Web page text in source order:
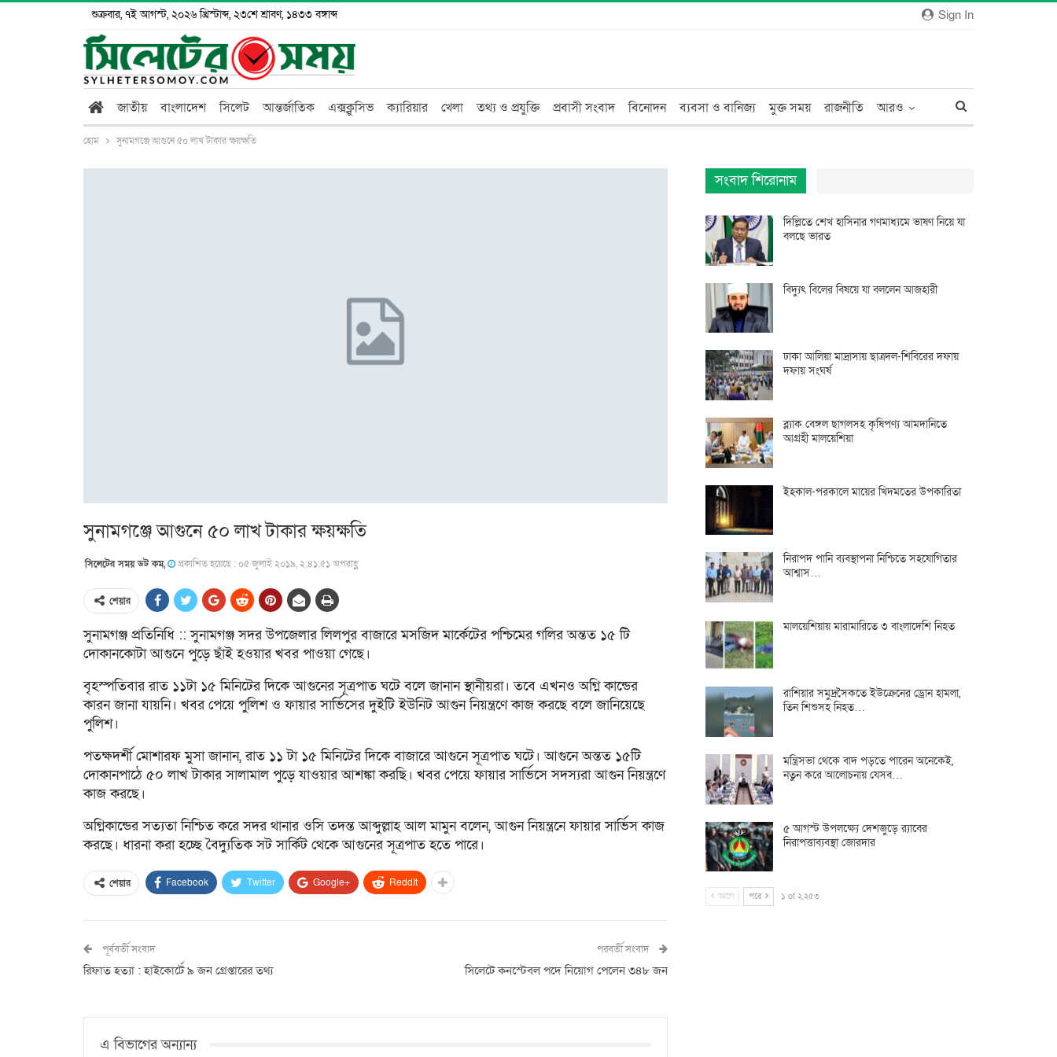
Sign In
শুক্রবার, ৭ই আগস্ট, ২০২৬ খ্রিস্টাব্দ, ২৩শে শ্রাবণ, ১৪৩৩ বঙ্গাব্দ
জাতীয় বাংলাদেশ সিলেট আন্তর্জাতিক এক্সক্লুসিভ ক্যারিয়ার খেলা তথ্য ও প্রযুক্তি প্রবাসী সংবাদ বিনোদন ব্যবসা ও বানিজ্য মুক্ত সময় রাজনীতি আরও
হোম সুনামগঞ্জে আগুনে ৫০ লাখ টাকার ক্ষয়ক্ষতি
সুনামগঞ্জে আগুনে ৫০ লাখ টাকার ক্ষয়ক্ষতি
সিলেটের সময় ডট কম, প্রকাশিত হয়েছে : ০৫ জুলাই ২০১৯, ২:৪১:৫১ অপরাহ্ণ
শেয়ার
সুনামগঞ্জ প্রতিনিধি :: সুনামগঞ্জ সদর উপজেলার লিলপুর বাজারে মসজিদ মার্কেটের পশ্চিমের গলির অন্তত ১৫ টি
দোকানকোটা আগুনে পুড়ে ছাঁই হওয়ার খবর পাওয়া গেছে।
বৃহস্পতিবার রাত ১১টা ১৫ মিনিটের দিকে আগুনের সূত্রপাত ঘটে বলে জানান স্থানীয়রা। তবে এখনও অগ্নি কান্ডের
কারন জানা যায়নি। খবর পেয়ে পুলিশ ও ফায়ার সার্ভিসের দুইটি ইউনিট আগুন নিয়ন্ত্রণে কাজ করছে বলে জানিয়েছে
পুলিশ।
পতক্ষদর্শী মোশারফ মুসা জানান, রাত ১১ টা ১৫ মিনিটের দিকে বাজারে আগুনে সূত্রপাত ঘটে। আগুনে অন্তত ১৫টি
দোকানপাঠে ৫০ লাখ টাকার সালামাল পুড়ে যাওয়ার আশঙ্কা করছি। খবর পেয়ে ফায়ার সার্ভিসে সদস্যরা আগুন নিয়ন্ত্রণে
কাজ করছে।
অগ্নিকান্ডের সত্যতা নিশ্চিত করে সদর থানার ওসি তদন্ত আব্দু্ল্লাহ আল মামুন বলেন, আগুন নিয়ন্ত্রনে ফায়ার সার্ভিস কাজ
করছে। ধারনা করা হচ্ছে বৈদ্যুতিক সট সার্কিট থেকে আগুনের সূত্রপাত হতে পারে।
শেয়ার Facebook Twitter Google+ ReddIt
পূর্ববর্তী সংবাদ
রিফাত হত্যা : হাইকোর্টে ৯ জন গ্রেপ্তারের তথ্য
পরবর্তী সংবাদ
সিলেটে কনস্টেবল পদে নিয়োগ পেলেন ৩৪৮ জন
এ বিভাগের অন্যান্য
সংবাদ শিরোনাম
দিল্লিতে শেখ হাসিনার গণমাধ্যমে ভাষণ নিয়ে যা
বলছে ভারত
বিদ্যুৎ বিলের বিষয়ে যা বললেন আজহারী
ঢাকা আলিয়া মাদ্রাসায় ছাত্রদল-শিবিরের দফায়
দফায় সংঘর্ষ
ব্ল্যাক বেঙ্গল ছাগলসহ কৃষিপণ্য আমদানিতে
আগ্রহী মালয়েশিয়া
ইহকাল-পরকালে মায়ের খিদমতের উপকারিতা
নিরাপদ পানি ব্যবস্থাপনা নিশ্চিতে সহযোগিতার
আশ্বাস…
মালয়েশিয়ায় মারামারিতে ৩ বাংলাদেশি নিহত
রাশিয়ার সমুদ্রসৈকতে ইউক্রেনের ড্রোন হামলা,
তিন শিশুসহ নিহত…
মন্ত্রিসভা থেকে বাদ পড়তে পারেন অনেকেই,
নতুন করে আলোচনায় যেসব…
৫ আগস্ট উপলক্ষ্যে দেশজুড়ে র‌্যাবের
নিরাপত্তাব্যবস্থা জোরদার
আগে পরে ১ of ২,২৫৩